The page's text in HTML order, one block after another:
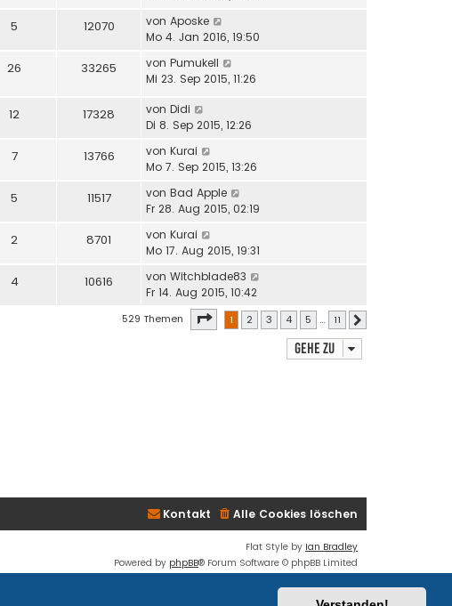
5 12070 von Aposke
Mo 4. Jan 2016, 19:50
26 33265 von Pumukell
Mi 23. Sep 2015, 11:26
12 17328 von Didi
Di 8. Sep 2015, 12:26
7 13766 von Kurai
Mo 7. Sep 2015, 13:26
5 11517 von Bad Apple
Fr 28. Aug 2015, 02:19
2 8701 von Kurai
Mo 17. Aug 2015, 19:31
4 10616 von Witchblade83
Fr 14. Aug 2015, 10:42
529 Themen Seite von11
1 2 3 4 5 … 11
Gehe zu
Alle Cookies löschen
Kontakt
Flat Style by Ian Bradley
Powered by phpBB® Forum Software © phpBB Limited
Nutzungsbedingungen